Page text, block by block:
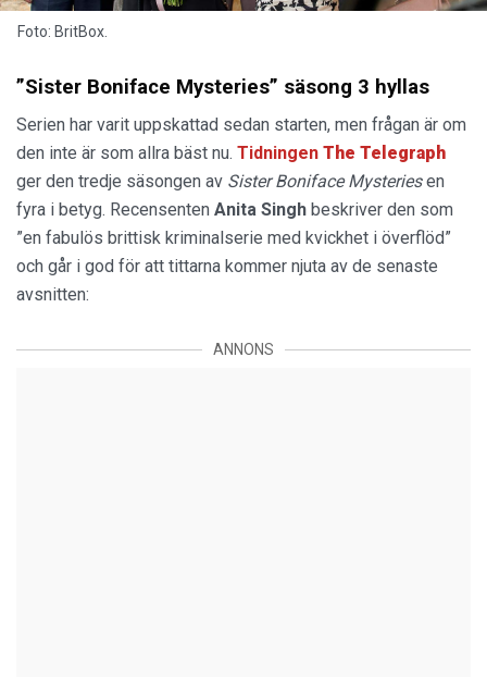
Foto: BritBox.
”Sister Boniface Mysteries” säsong 3 hyllas
Serien har varit uppskattad sedan starten, men frågan är om
den inte är som allra bäst nu. Tidningen The Telegraph
ger den tredje säsongen av Sister Boniface Mysteriesen
fyra i betyg. Recensenten Anita Singh beskriver den som
”en fabulös brittisk kriminalserie med kvickhet i överflöd”
och går i god för att tittarna kommer njuta av de senaste
avsnitten:
ANNONS